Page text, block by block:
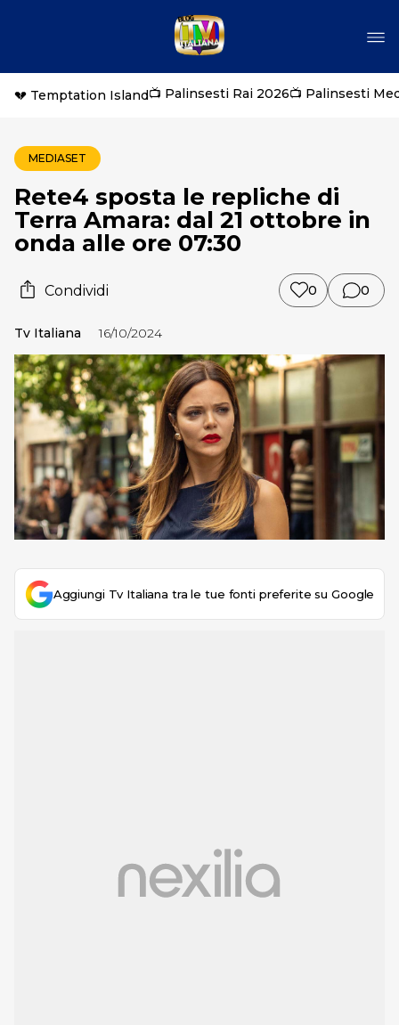
💔 Temptation Island📺 Palinsesti Rai 2026📺 Palinsesti
MEDIASET
Rete4 sposta le repliche di
Terra Amara: dal 21 ottobre in
onda alle ore 07:30
Condividi 0 0
Tv Italiana 16/10/2024
Aggiungi Tv Italiana tra le tue fonti preferite su Google